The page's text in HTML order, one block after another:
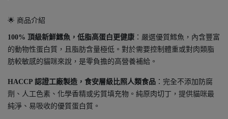
🌟 商品介紹
100% 頂級新鮮鱈魚，低脂高蛋白更健康 ：嚴選優質鱈魚，內含豐富
的動物性蛋白質，且脂肪含量極低。對於需要控制體重或對肉類脂
肪較敏感的貓咪來說，是零負擔的高營養補給。
HACCP 認證工廠製造，食安層級比照人類食品 ：完全不添加防腐
劑、人工色素、化學香精或劣質填充物。純原肉切丁，提供貓咪最
純淨、易吸收的優質蛋白質。